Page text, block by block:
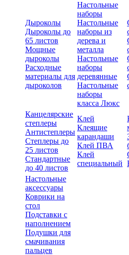
Дыроколы
Дыроколы до
65 листов
Мощные
дыроколы
Расходные
материалы для
дыроколов
Настольные
наборы
Настольные
наборы из
дерева и
металла
Настольные
наборы
деревянные
Настольные
наборы
класса Люкс
Канцелярские
степлеры
Антистеплеры
Степлеры до
25 листов
Стандартные
до 40 листов
Клей
Клеящие
карандаши
Клей ПВА
Клей
специальный
Настольные
аксессуары
Коврики на
стол
Подставки с
наполнением
Подушки для
смачивания
пальцев